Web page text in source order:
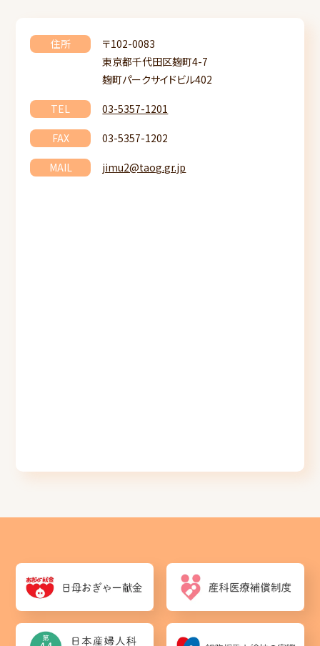
住所
〒102-0083
東京都千代田区麹町4-7
麹町パークサイドビル402
TEL 03-5357-1201
FAX 03-5357-1202
MAIL jimu2@taog.gr.jp